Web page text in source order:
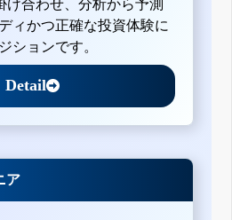
合わせ、分析から予測
ィかつ正確な投資体験に
ションです。
Detail
ア